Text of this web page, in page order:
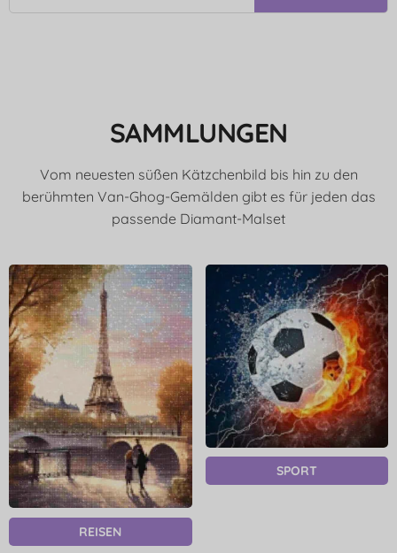
SAMMLUNGEN
Vom neuesten süßen Kätzchenbild bis hin zu den
berühmten Van-Ghog-Gemälden gibt es für jeden das
passende Diamant-Malset
REISEN
SPORT